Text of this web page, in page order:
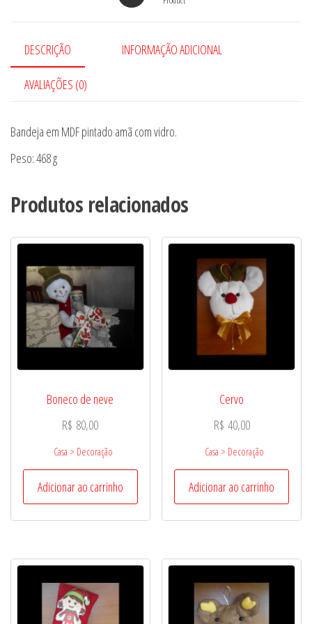
DESCRIÇÃO INFORMAÇÃO ADICIONAL
AVALIAÇÕES (0)
Bandeja em MDF pintado amã com vidro.
Peso: 468 g
Produtos relacionados
Boneco de neve
R$ 80,00
Casa > Decoração
Adicionar ao carrinho
Cervo
R$ 40,00
Casa > Decoração
Adicionar ao carrinho